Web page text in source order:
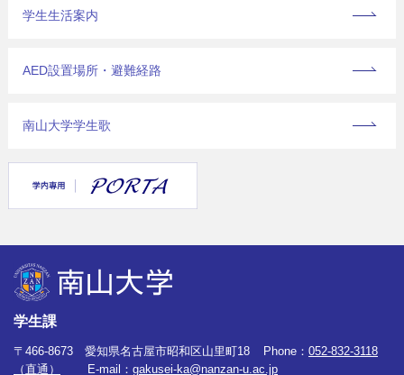
学生生活案内
AED設置場所・避難経路
南山大学学生歌
学生課
〒466-8673 愛知県名古屋市昭和区山里町18 Phone： 052-832-3118
（直通）
E-mail： gakusei-ka@nanzan-u.ac.jp